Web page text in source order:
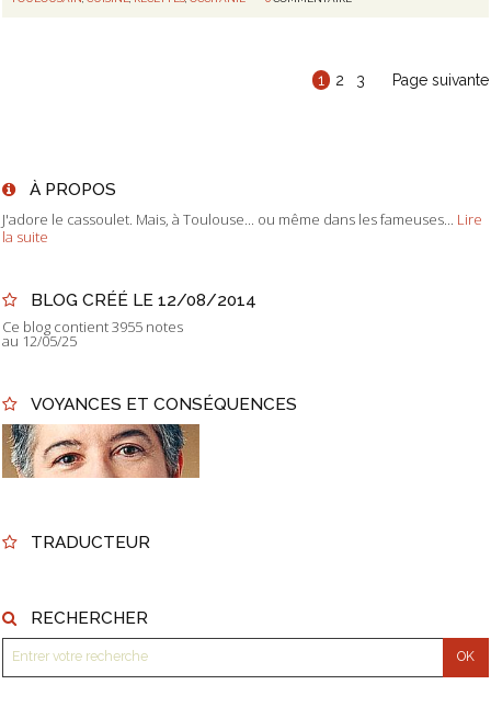
1 2 3 Page suivante
À PROPOS
J'adore le cassoulet. Mais, à Toulouse... ou même dans les fameuses...
Lire
la suite
BLOG CRÉÉ LE 12/08/2014
Ce blog contient 3955 notes
au 12/05/25
VOYANCES ET CONSÉQUENCES
TRADUCTEUR
RECHERCHER